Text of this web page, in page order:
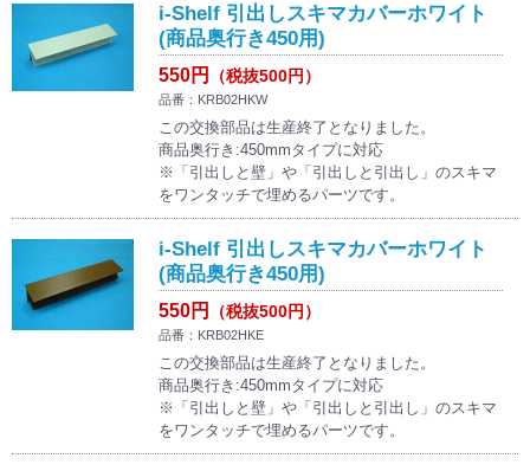
i-Shelf 引出しスキマカバーホワイト
(商品奥行き450用)
550円 （税抜500円）
品番：KRB02HKW
この交換部品は生産終了となりました。
商品奥行き:450mmタイプに対応
※「引出しと壁」や「引出しと引出し」のスキマ
をワンタッチで埋めるパーツです。
i-Shelf 引出しスキマカバーホワイト
(商品奥行き450用)
550円 （税抜500円）
品番：KRB02HKE
この交換部品は生産終了となりました。
商品奥行き:450mmタイプに対応
※「引出しと壁」や「引出しと引出し」のスキマ
をワンタッチで埋めるパーツです。